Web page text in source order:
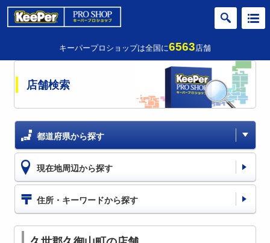
キーパープロショップは全国に6563店舗
店舗検索
都道府県から探す
現在地周辺から探す
住所・キーワードから探す